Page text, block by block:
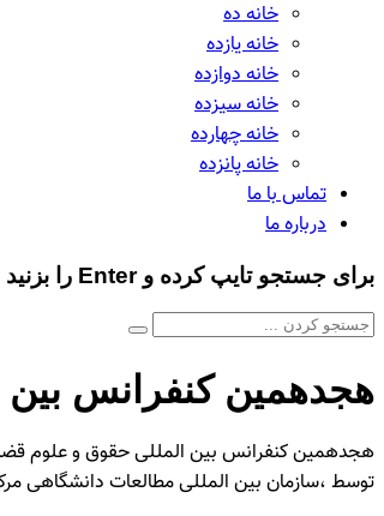
خانه ده
خانه یازده
خانه دوازده
خانه سیزده
خانه چهارده
خانه پانزده
تماس با ما
درباره ما
برای جستجو تایپ کرده و Enter را بزنید
هجدهمین کنفرانس
توسط ،سازمان بین المللی مطالعات دانشگاهی